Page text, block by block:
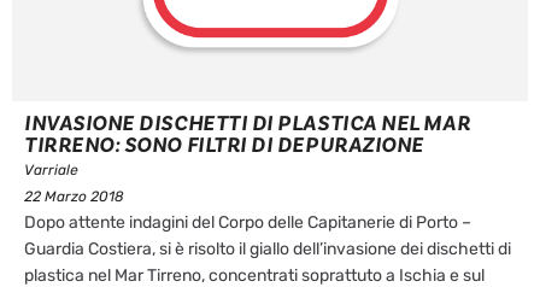
INVASIONE DISCHETTI DI PLASTICA NEL MAR
TIRRENO: SONO FILTRI DI DEPURAZIONE
Varriale
22 Marzo 2018
Dopo attente indagini del Corpo delle Capitanerie di Porto –
Guardia Costiera, si è risolto il giallo dell’invasione dei dischetti di
plastica nel Mar Tirreno, concentrati soprattuto a Ischia e sul